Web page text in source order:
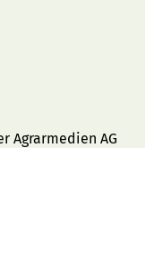
Agrarmedien AG